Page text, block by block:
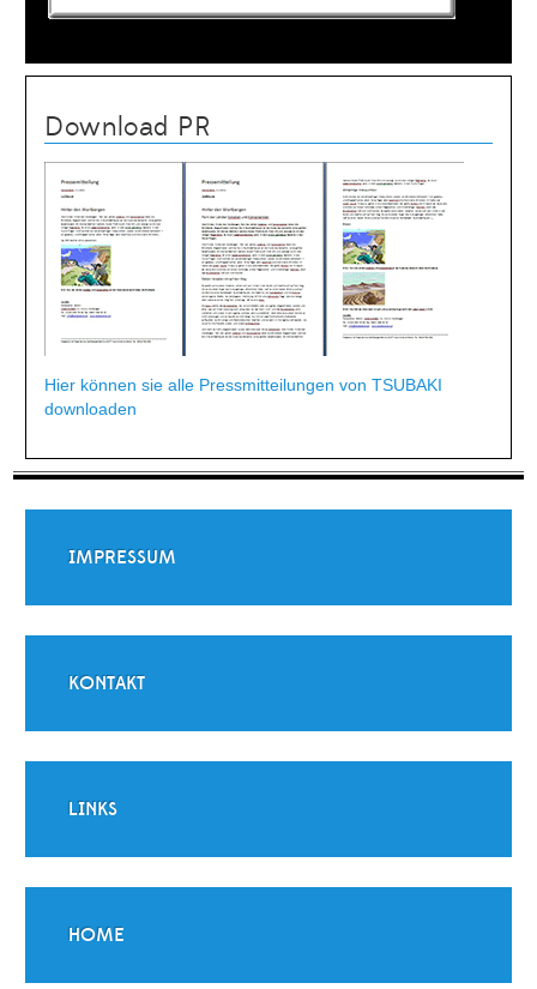
Download PR
Hier können sie alle Pressmitteilungen von TSUBAKI
downloaden
IMPRESSUM
KONTAKT
LINKS
HOME